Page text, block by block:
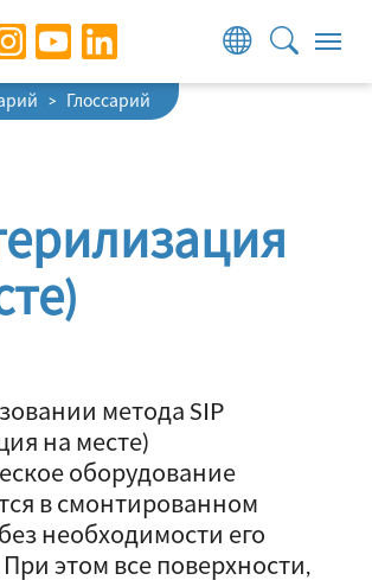
Глоссарий
метода SIP
на месте)
оборудование
в смонтированном
необходимости его
этом все поверхности,